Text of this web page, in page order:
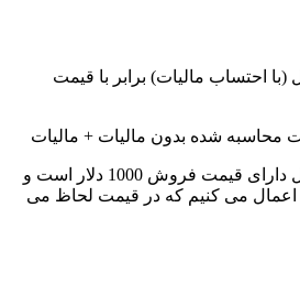
(با احتساب مالیات) برابر با قیمت
شده بدون مالیات + مالیات
به عنوان مثال، یک محصول دارای قیمت فروش 1000 دلار است و
را اعمال می کنیم که در قیمت لحاظ می